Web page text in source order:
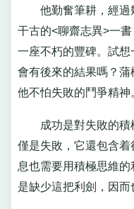
他勤奮筆耕，經過
干古的<聊齋志異>一
一座不朽的豐碑。試
會有後來的結果嗎？
他不怕失敗的鬥爭精神
成功是對失敗的積
僅是失敗，它還包含
息也需要用積極思維
是缺少這把利劍，因而